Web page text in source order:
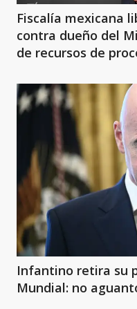
Fiscalía mexicana
contra dueño del
de recursos de
Infantino retira su
Mundial: no